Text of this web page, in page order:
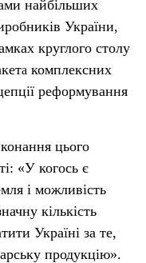
найбільших
України,
круглого столу
а комплексних
реформування
цього
«У когось є
і можливість
кількість
Україні за те,
продукцію».